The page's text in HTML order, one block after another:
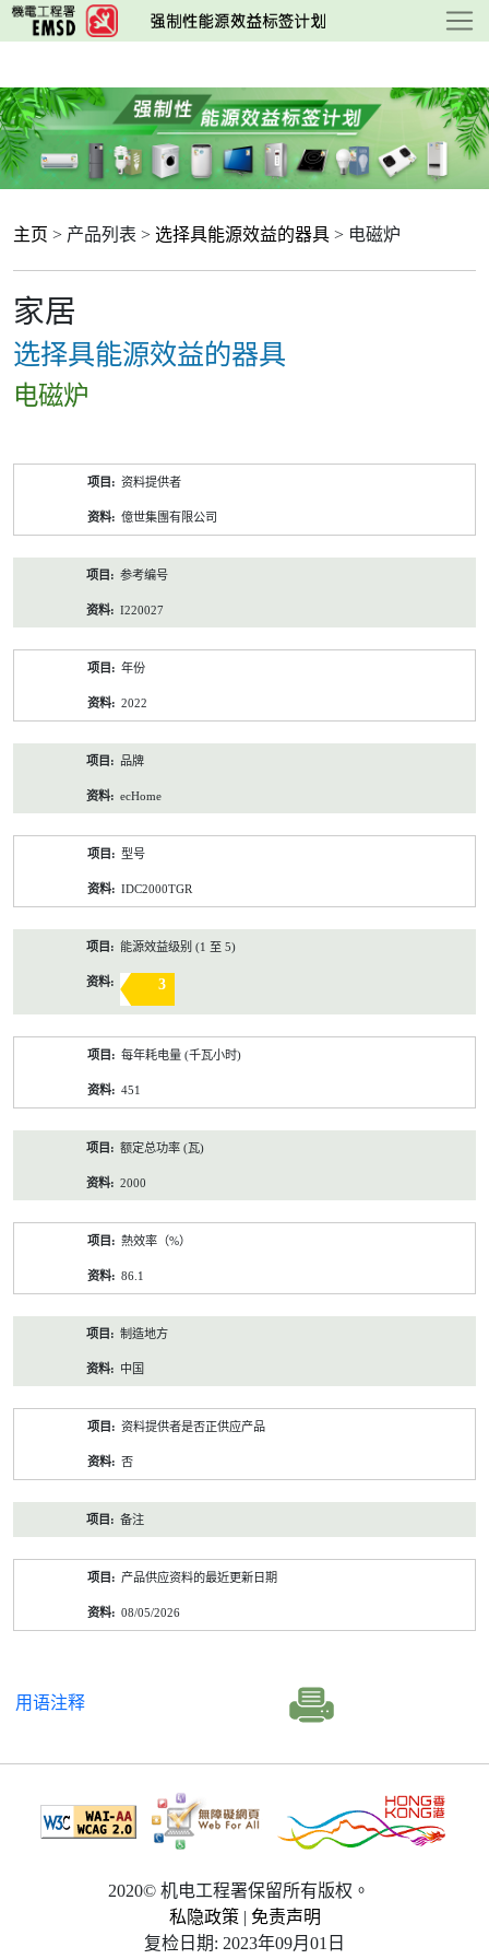
跳
至
要
内
容
主页 > 产品列表 > 选择具能源效益的器具 > 电磁炉
家居
选择具能源效益的器具
电磁炉
资料提供者
億世集團有限公司
参考编号
I220027
年份
2022
品牌
ecHome
型号
IDC2000TGR
能源效益级别 (1 至 5)
3
每年耗电量 (千瓦小时)
451
额定总功率 (瓦)
2000
熱效率（%）
86.1
制造地方
中国
资料提供者是否正供应产品
否
备注
产品供应资料的最近更新日期
08/05/2026
用语注释
2020© 机电工程署保留所有版权。
私隐政策 | 免责声明
复检日期: 2023年09月01日